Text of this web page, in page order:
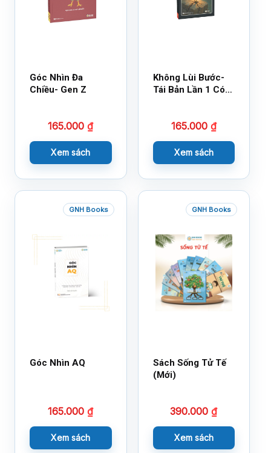
Góc Nhìn Đa
Chiều- Gen Z
165.000₫
Xem sách
Không Lùi Bước-
Tái Bản Lần 1 Có
165.000 ₫
Xem sách
GNH Books
Góc Nhìn AQ
165.000₫
Xem sách
GNH Books
Sách Sống Tử Tế
(Mới)
390.000₫
Xem sách